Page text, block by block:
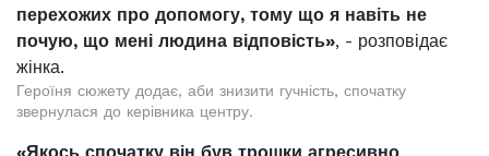
перехожих про допомогу, тому що я навіть не
почую, що мені людина відповість», - розповідає
жінка.
Героїня сюжету додає, аби знизити гучність, спочатку
звернулася до керівника центру.